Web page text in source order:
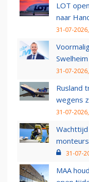
LOT
naar
31-07-
31-07-
Rusland
wegens
31-07-
31-07-
MAA